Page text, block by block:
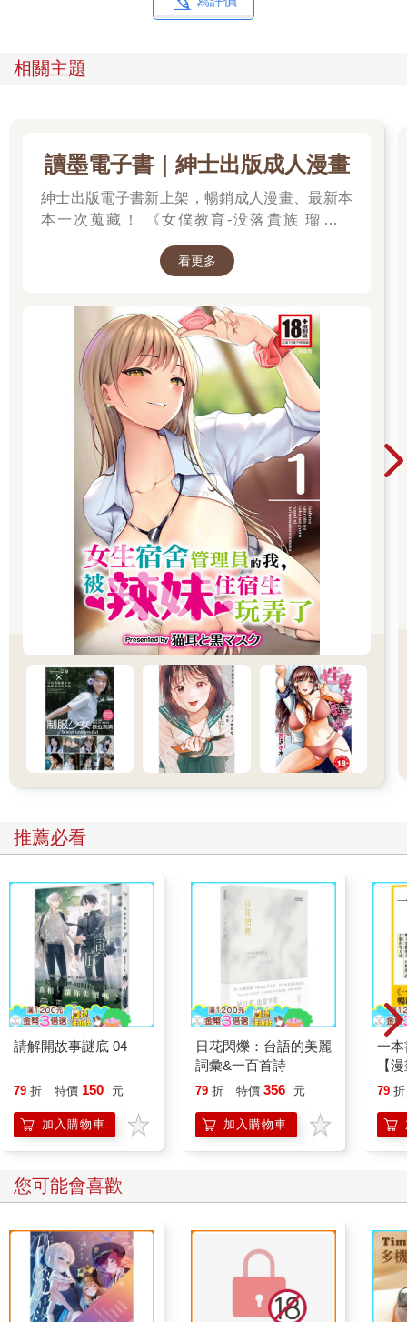
相關主題
讀墨電子書｜紳士出版成人漫畫
紳士出版電子書新上架，暢銷成人漫畫、最新本
本一次蒐藏！ 《女僕教育-没落貴族 瑠璃川
●得死去活來》等熱門系列作品任君挑選，隨時
看更多
推薦必看
請解開故事謎底 04
79 折 特價 150 元
加入購物車
日花閃爍：台語的美麗
詞彙&一百首詩
79 折 特價 356 元
加入購物車
一
【
行
「
學方
79 折
您可能會喜歡